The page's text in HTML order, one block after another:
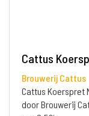
Cattus
Brouwerij Cattus
Cattus Koerspret
door Brouwerij